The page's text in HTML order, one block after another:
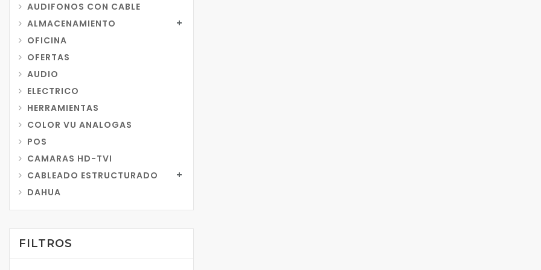
AUDIFONOS CON CABLE
ALMACENAMIENTO
OFICINA
OFERTAS
AUDIO
ELECTRICO
HERRAMIENTAS
COLOR VU ANALOGAS
POS
CAMARAS HD-TVI
CABLEADO ESTRUCTURADO
DAHUA
FILTROS